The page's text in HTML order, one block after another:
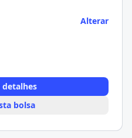
Alterar
detalhes
bolsa